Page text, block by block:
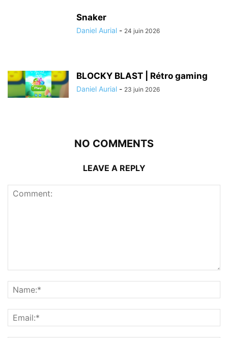
Snaker
Daniel Aurial - 24 juin 2026
BLOCKY BLAST | Rétro gaming
Daniel Aurial - 23 juin 2026
NO COMMENTS
LEAVE A REPLY